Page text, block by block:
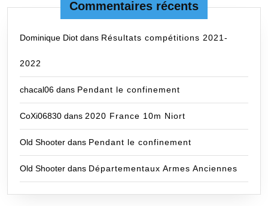
Commentaires récents
Dominique Diot dans Résultats compétitions 2021-
2022
chacal06 dans Pendant le confinement
CoXi06830 dans 2020 France 10m Niort
Old Shooter dans Pendant le confinement
Old Shooter dans Départementaux Armes Anciennes